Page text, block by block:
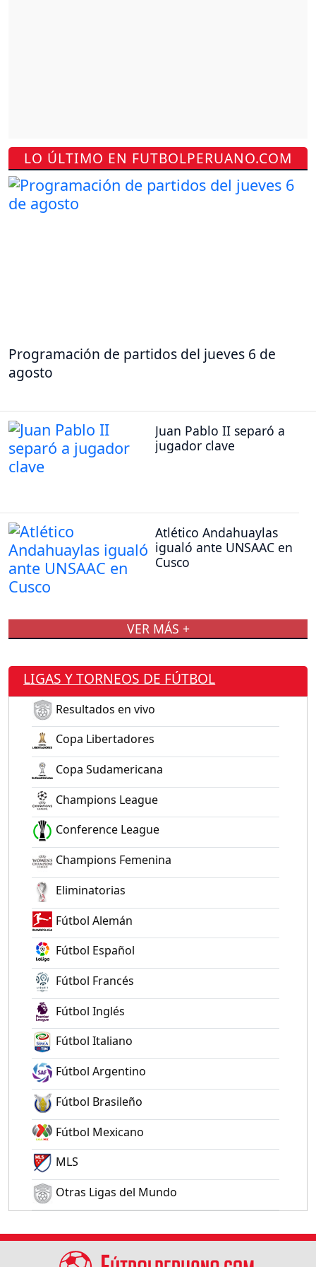
LO ÚLTIMO EN FUTBOLPERUANO.COM
Programación de partidos del jueves 6 de
agosto
Juan Pablo II separó a
jugador clave
Atlético Andahuaylas
igualó ante UNSAAC en
Cusco
VER MÁS +
LIGAS Y TORNEOS DE FÚTBOL
Resultados en vivo
Copa Libertadores
Copa Sudamericana
Champions League
Conference League
Champions Femenina
Eliminatorias
Fútbol Alemán
Fútbol Español
Fútbol Francés
Fútbol Inglés
Fútbol Italiano
Fútbol Argentino
Fútbol Brasileño
Fútbol Mexicano
MLS
Otras Ligas del Mundo